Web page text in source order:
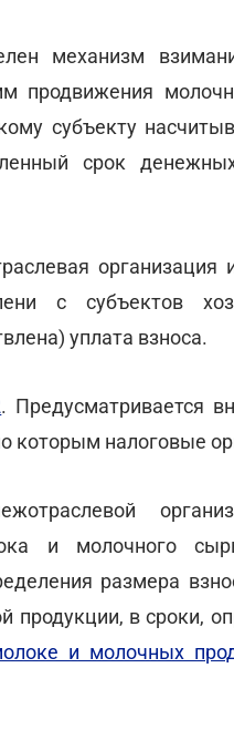
механизм
продвижения
субъекту
срок
с субъектов
уплата взноса.
. Предусматривается
которым налоговые
и молочного
размера
продукции, в сроки,
и молочных